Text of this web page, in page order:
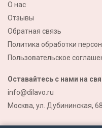
О нас
Отзывы
Обратная связь
Политика обработки
Пользовательское
Оставайтесь с нами на
info@dilavo.ru
Москва, ул. Дубининская,